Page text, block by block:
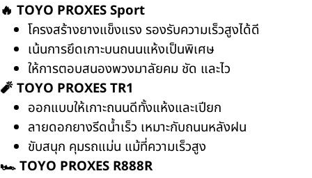
🔥 TOYO PROXES Sport
โครงสร้างยางแข็งแรง รองรับความเร็วสูงได้ดี
เน้นการยึดเกาะบนถนนแห้งเป็นพิเศษ
ให้การตอบสนองพวงมาลัยคม ชัด และไว
🧨TOYO PROXES TR1
ออกแบบให้เกาะถนนดีทั้งแห้งและเปียก
ลายดอกยางรีดน้ำเร็ว เหมาะกับถนนหลังฝน
ขับสนุก คุมรถแม่น แม้ที่ความเร็วสูง
🏎️TOYO PROXES R888R